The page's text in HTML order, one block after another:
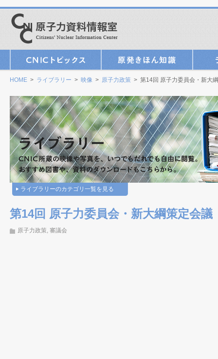
HOME > ライブラリー > 映像 > 原子力政策 > 第14回 原子力委員会・新大
ライブラリーのカテゴリ一覧を見る
第14回 原子力委員会・新大綱策定会議
原子力政策, 審議会